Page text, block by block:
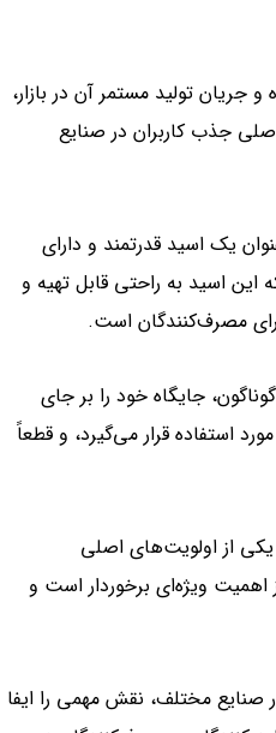
تولید مستمر آن در بازار،
جذب کاربران در صنایع
یک اسید قدرتمند و دارای
اسید به راحتی قابل تهیه و
مصرف‌کنندگان است.
جایگاه خود را بر جای
استفاده قرار می‌گیرد، و قطعاً
از اولویت‌های اصلی
اهمیت ویژه‌ای برخوردار است و
صنایع مختلف، نقش مهمی را ایفا